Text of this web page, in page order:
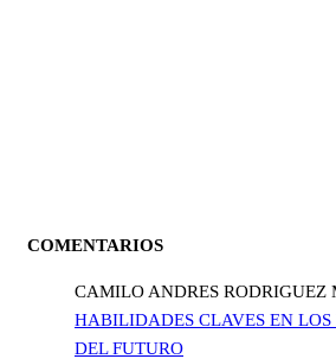
COMENTARIOS
CAMILO ANDRES RODRIGUEZ
HABILIDADES CLAVES EN LOS
DEL FUTURO